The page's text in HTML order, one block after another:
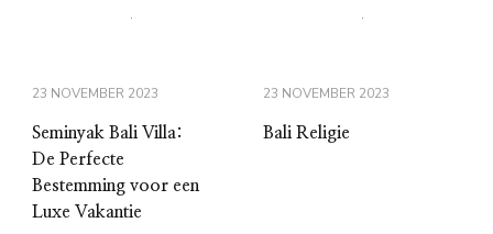
23 NOVEMBER 2023
Seminyak Bali Villa:
De Perfecte
Bestemming voor een
Luxe Vakantie
23 NOVEMBER 2023
Bali Religie